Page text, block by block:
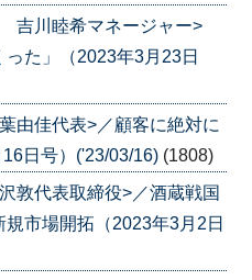
吉川睦希マネージャー>
た」（2023年3月23日
佳代表>／顧客に絶対に
日号）('23/03/16) (1808)
代表取締役>／酒蔵戦国
市場開拓（2023年3月2日